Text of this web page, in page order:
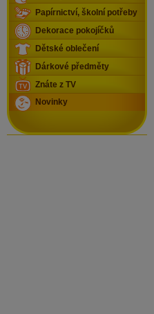
Papírnictví, školní potřeby
Dekorace pokojíčků
Dětské oblečení
Dárkové předměty
Znáte z TV
Novinky